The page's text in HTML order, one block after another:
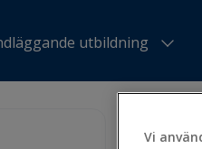
utbildning
av
Vi